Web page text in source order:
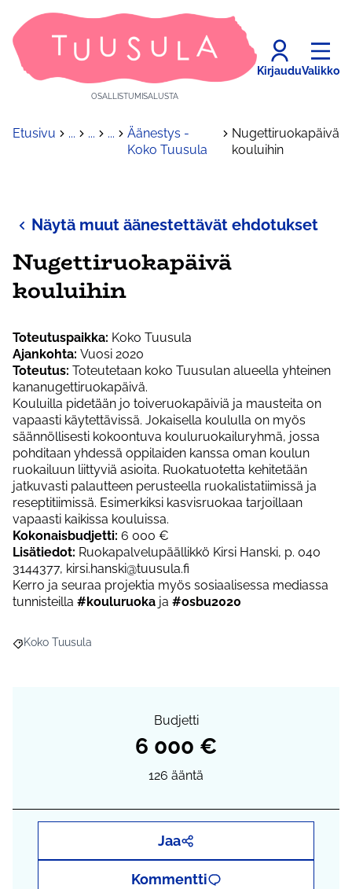
OSALLISTUMISALUSTA
KirjauduValikko
Etusivu ... ... ...
Äänestys -
Koko Tuusula
Nugettiruokapäivä
kouluihin
Näytä muut äänestettävät ehdotukset
Nugettiruokapäivä
kouluihin
Toteutuspaikka: Koko Tuusula
Ajankohta: Vuosi 2020
Toteutus: Toteutetaan koko Tuusulan alueella yhteinen
kananugettiruokapäivä.
Kouluilla pidetään jo toiveruokapäiviä ja mausteita on
vapaasti käytettävissä. Jokaisella koululla on myös
säännöllisesti kokoontuva kouluruokailuryhmä, jossa
pohditaan yhdessä oppilaiden kanssa oman koulun
ruokailuun liittyviä asioita. Ruokatuotetta kehitetään
jatkuvasti palautteen perusteella ruokalistatiimissä ja
reseptitiimissä. Esimerkiksi kasvisruokaa tarjoillaan
vapaasti kaikissa kouluissa.
Kokonaisbudjetti: 6 000 €
Lisätiedot: Ruokapalvelupäällikkö Kirsi Hanski, p. 040
3144377, kirsi.hanski@tuusula.fi
Kerro ja seuraa projektia myös sosiaalisessa mediassa
tunnisteilla #kouluruoka ja #osbu2020
Rajaa tulokset aihepiirin mukaan: Koko Tuusula
Koko Tuusula
Budjetti
6 000 €
126 ääntä
Jaa
Kommentti